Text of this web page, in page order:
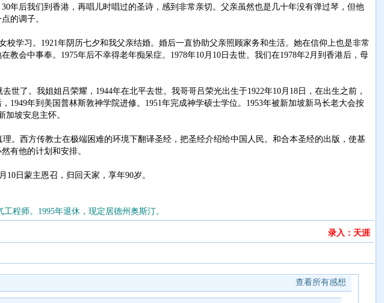
年后我们到香港，再唱儿时唱过的圣诗，感到非常亲切。父亲虽然也是几十年没有弹过琴，但他
的调子。
学习。1921年阴历七夕和我父亲结婚。婚后一直协助父亲照顾家务和生活。她在信仰上也是非常
会中事奉。1975年后不幸得老年痴呆症。1978年10月10日去世。我们在1978年2月到香港后，母
了。我姐姐吕荣耀，1944年在北平去世。我哥哥吕荣光出生于1922年10月18日，在出生之前，
年到美国普林斯敦神学院进修。1951年完成神学硕士学位。1953年被新加坡新马长老大会按
加坡安息主怀。
西方传教士在极端困难的环境下翻译圣经，把圣经介绍给中国人民。和合本圣经的出版，使基
有他的计划和安排。
日蒙主恩召，归回天家，享年90岁。
程师。1995年退休，现定居德州奥斯汀。
录入：天涯
查看所有感想